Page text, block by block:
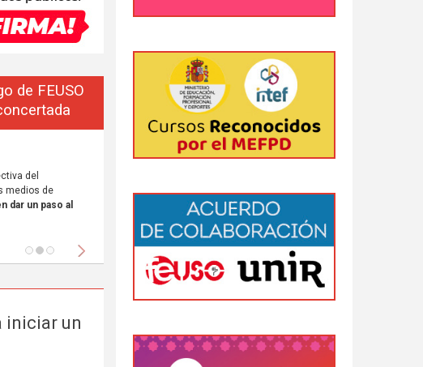
de FEUSO
del
medios de
dar un paso al
Siguiente
iniciar un